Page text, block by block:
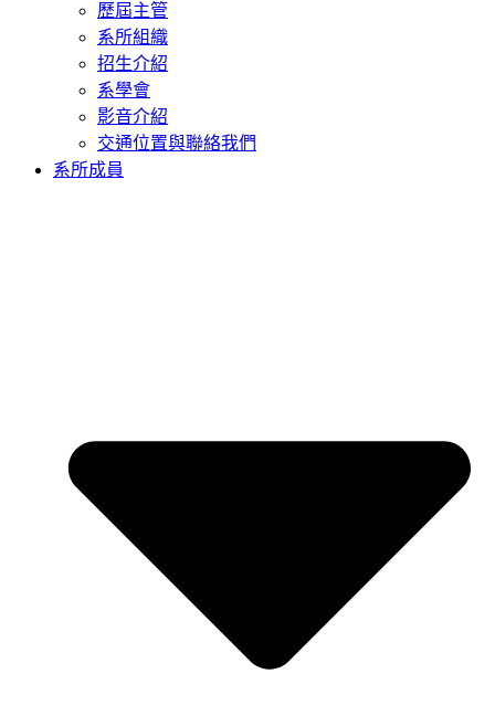
歷屆主管
系所組織
招生介紹
系學會
影音介紹
交通位置與聯絡我們
系所成員